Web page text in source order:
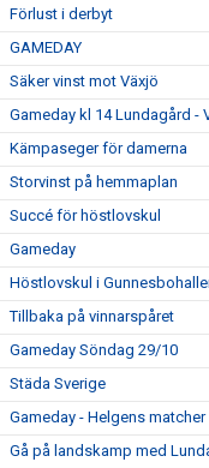
Förlust i derbyt
GAMEDAY
Säker vinst mot Växjö
Gameday kl 14 Lundagård -
Kämpaseger för damerna
Storvinst på hemmaplan
Succé för höstlovskul
Gameday
Höstlovskul i
Tillbaka på vinnarspåret
Gameday Söndag 29/10
Städa Sverige
Gameday - Helgens matcher
Gå på landskamp med